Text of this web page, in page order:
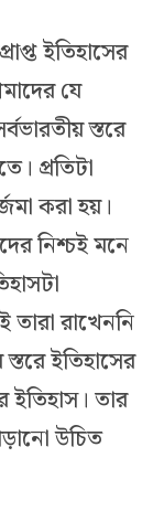
ইতিহাসের
যে
স্তরে
প্রতিটা
করা হয়।
নিশ্চই মনে
তারা রাখেননি
ইতিহাসের
ইতিহাস। তার
উচিত